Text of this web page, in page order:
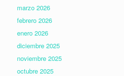
marzo 2026
febrero 2026
enero 2026
diciembre 2025
noviembre 2025
octubre 2025